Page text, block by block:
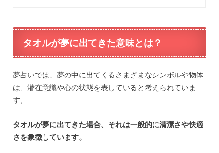
タオルが夢に出てきた意味とは？
夢占いでは、夢の中に出てくるさまざまなシンボルや物体
は、潜在意識や心の状態を表していると考えられていま
す。
タオルが夢に出てきた場合、それは一般的に清潔さや快適
さを象徴しています。